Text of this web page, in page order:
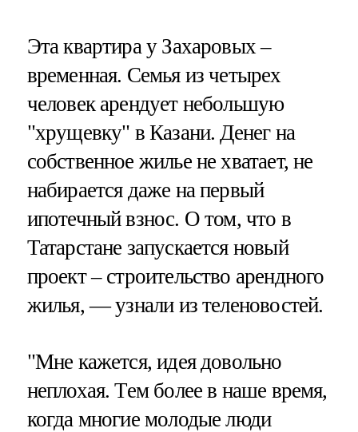
Эта квартира у Захаровых –
временная. Семья из четырех
человек арендует небольшую
"хрущевку" в Казани. Денег на
собственное жилье не хватает, не
набирается даже на первый
ипотечный взнос. О том, что в
Татарстане запускается новый
проект – строительство арендного
жилья, — узнали из теленовостей.
"Мне кажется, идея довольно
неплохая. Тем более в наше время,
когда многие молодые люди